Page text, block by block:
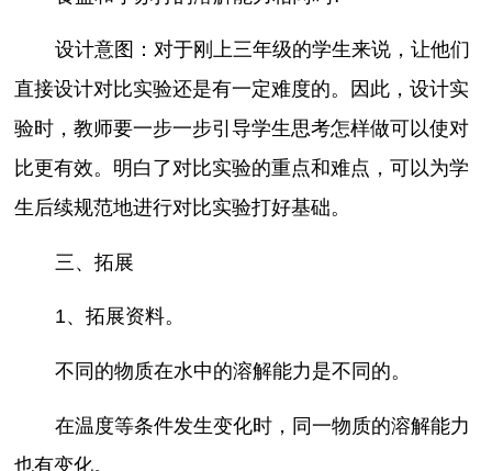
设计意图：对于刚上三年级的学生来说，让他们
直接设计对比实验还是有一定难度的。因此，设计实
验时，教师要一步一步引导学生思考怎样做可以使对
比更有效。明白了对比实验的重点和难点，可以为学
生后续规范地进行对比实验打好基础。
三、拓展
1、拓展资料。
不同的物质在水中的溶解能力是不同的。
在温度等条件发生变化时，同一物质的溶解能力
也有变化。